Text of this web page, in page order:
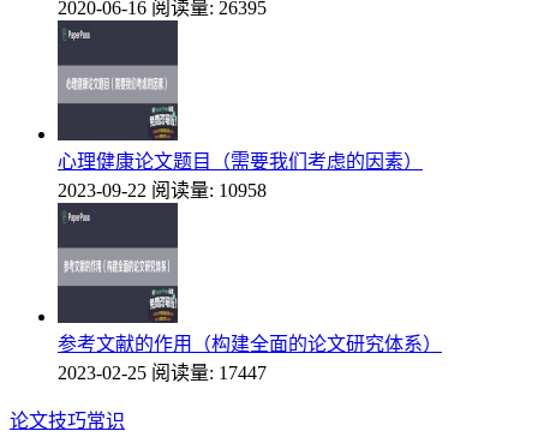
2020-06-16 阅读量: 26395
心理健康论文题目（需要我们考虑的因素）
2023-09-22 阅读量: 10958
参考文献的作用（构建全面的论文研究体系）
2023-02-25 阅读量: 17447
论文技巧常识